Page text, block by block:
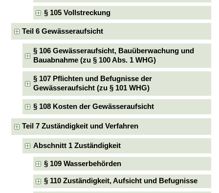
§ 105 Vollstreckung
Teil 6 Gewässeraufsicht
§ 106 Gewässeraufsicht, Bauüberwachung und
Bauabnahme (zu § 100 Abs. 1 WHG)
§ 107 Pflichten und Befugnisse der
Gewässeraufsicht (zu § 101 WHG)
§ 108 Kosten der Gewässeraufsicht
Teil 7 Zuständigkeit und Verfahren
Abschnitt 1 Zuständigkeit
§ 109 Wasserbehörden
§ 110 Zuständigkeit, Aufsicht und Befugnisse